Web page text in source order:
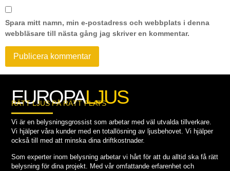
Spara mitt namn, min e-postadress och webbplats i denna
webbläsare till nästa gång jag skriver en kommentar.
EUROPALJUS
RÄTT LJUS PÅ RÄTT PLATS
Vi är en belysningsgrossist som arbetar med väl utvalda tillverkare.
Vi hjälper våra kunder med en totallösning av ljusbehovet. Vi hjälper
också till med att minska dina driftkostnader.
Som experter inom belysning arbetar vi hårt för att du alltid ska få rätt
belysning för dina projekt. Med vår omfattande erfarenhet och